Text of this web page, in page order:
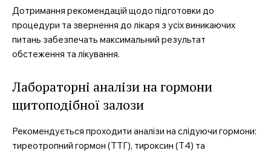
Дотримання рекомендацій щодо підготовки до
процедури та звернення до лікаря з усіх виникаючих
питань забезпечать максимальний результат
обстеження та лікування.
Лабораторні аналізи на гормони
щитоподібної залози
Рекомендується проходити аналізи на слідуючи гормони:
тиреотропний гормон (ТТГ), тироксин (Т4) та